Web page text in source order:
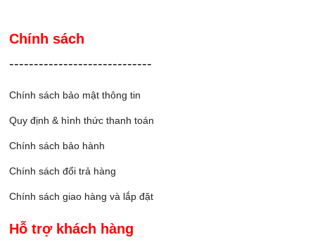
Chính sách
-----------------------------
Chính sách bảo mật thông tin
Quy định & hình thức thanh toán
Chính sách bảo hành
Chính sách đổi trả hàng
Chính sách giao hàng và lắp đặt
Hỗ trợ khách hàng